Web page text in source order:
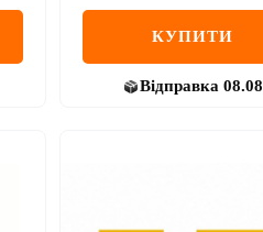
КУПИТИ
Відправка 08.08